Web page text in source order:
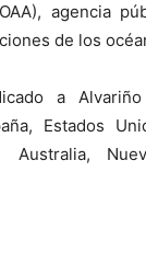
agencia
de los
a
Estados
Australia,